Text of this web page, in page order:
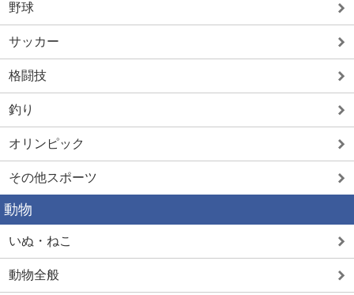
野球
サッカー
格闘技
釣り
オリンピック
その他スポーツ
動物
いぬ・ねこ
動物全般